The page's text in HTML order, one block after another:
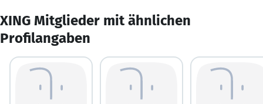
XING Mitglieder mit ähnlichen
Profilangaben